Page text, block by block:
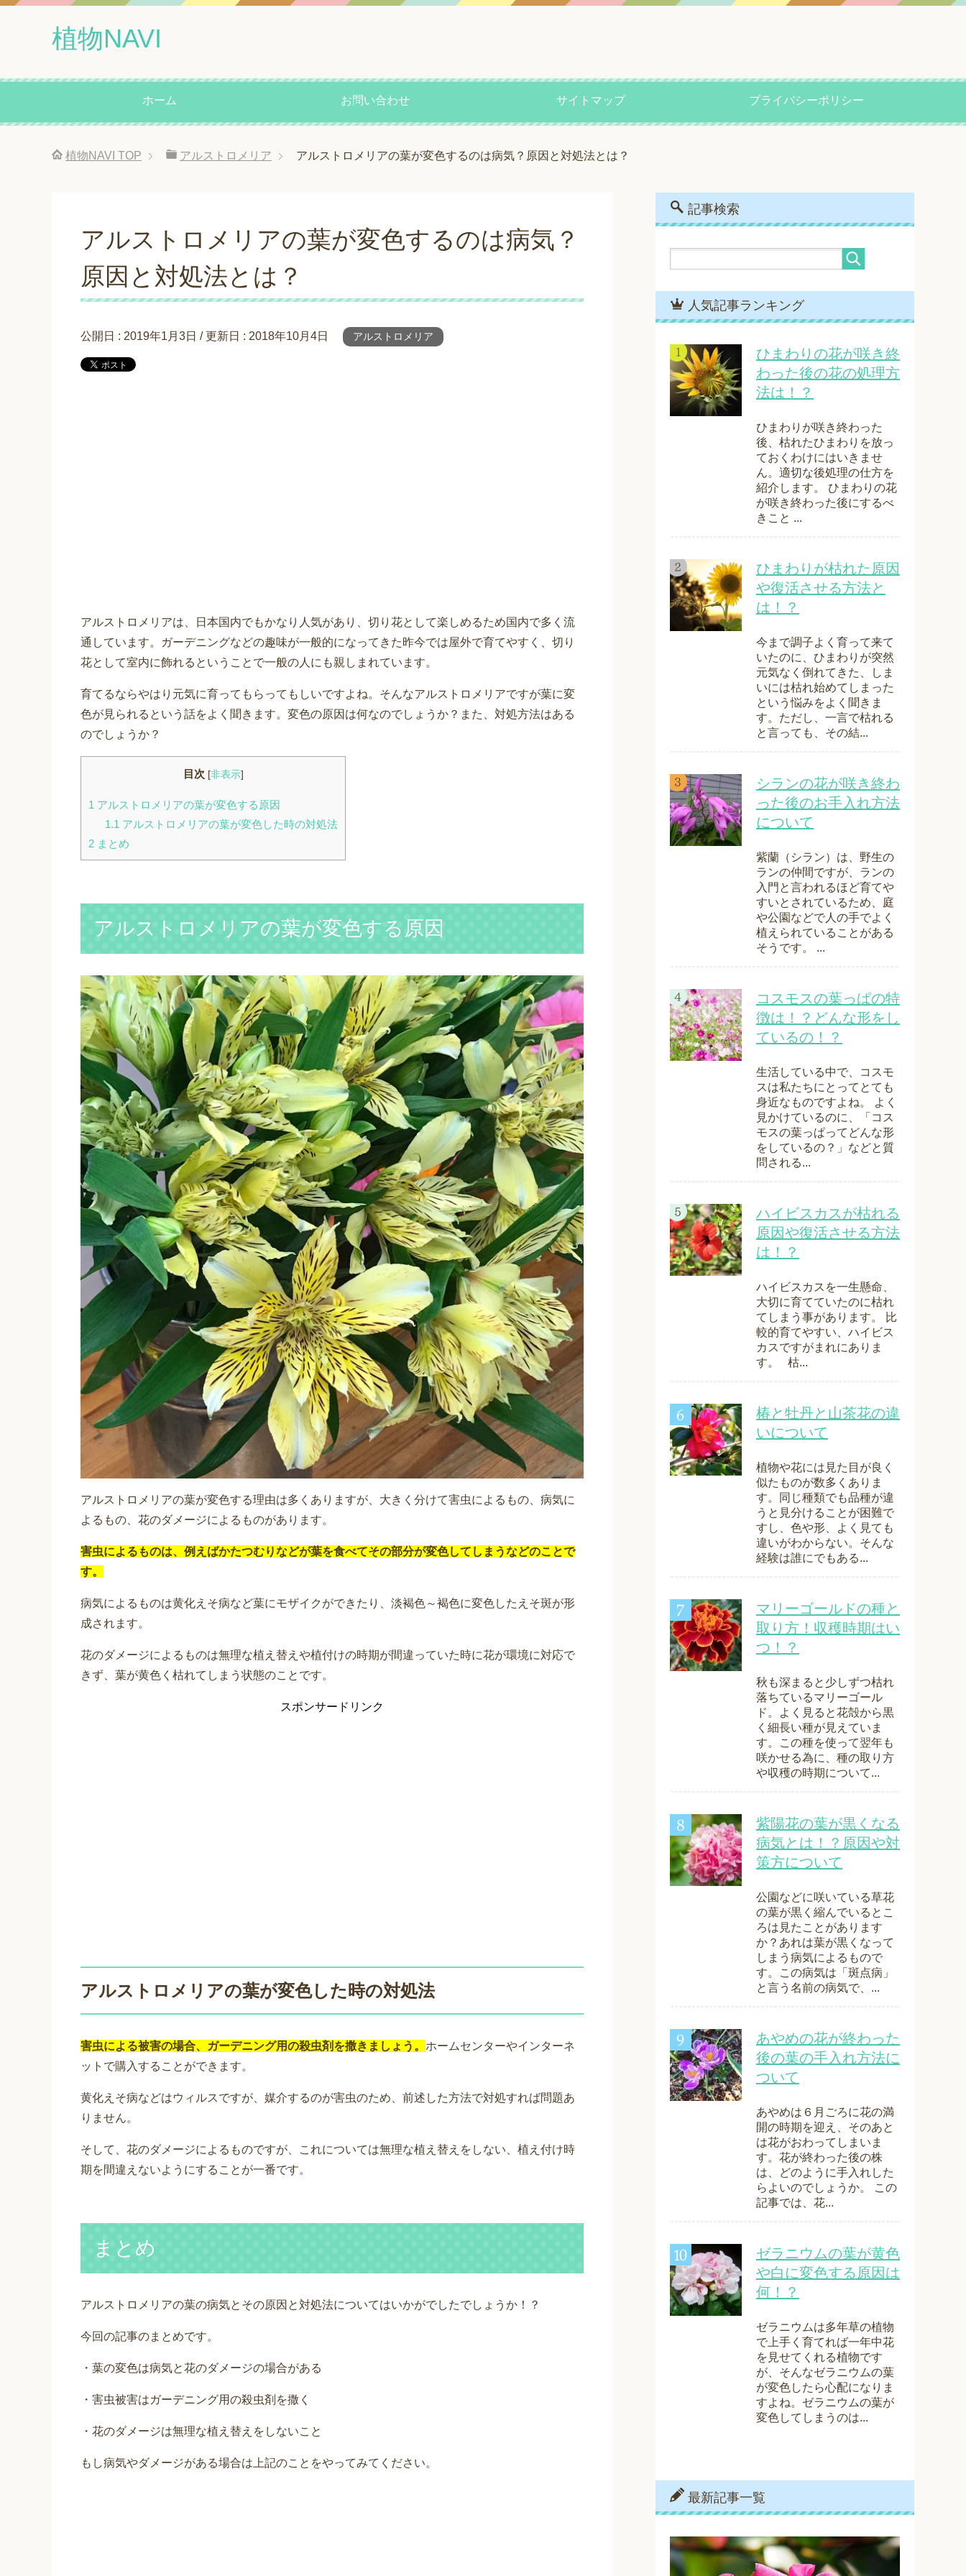
植物NAVI
ホーム お問い合わせ サイトマップ プライバシーポリシー
植物NAVI TOP アルストロメリア アルストロメリアの葉が変色するのは病気？原因と対処法とは？
アルストロメリアの葉が変色するのは病気？
原因と対処法とは？
公開日 : 2019年1月3日 / 更新日 : 2018年10月4日 アルストロメリア
アルストロメリアは、日本国内でもかなり人気があり、切り花として楽しめるため国内で多く流
通しています。ガーデニングなどの趣味が一般的になってきた昨今では屋外で育てやすく、切り
花として室内に飾れるということで一般の人にも親しまれています。
育てるならやはり元気に育ってもらってもしいですよね。そんなアルストロメリアですが葉に変
色が見られるという話をよく聞きます。変色の原因は何なのでしょうか？また、対処方法はある
のでしょうか？
目次 [非表示]
1 アルストロメリアの葉が変色する原因
1.1 アルストロメリアの葉が変色した時の対処法
2 まとめ
アルストロメリアの葉が変色する原因
アルストロメリアの葉が変色する理由は多くありますが、大きく分けて害虫によるもの、病気に
よるもの、花のダメージによるものがあります。
害虫によるものは、例えばかたつむりなどが葉を食べてその部分が変色してしまうなどのことで
す。
病気によるものは黄化えそ病など葉にモザイクができたり、淡褐色～褐色に変色したえそ斑が形
成されます。
花のダメージによるものは無理な植え替えや植付けの時期が間違っていた時に花が環境に対応で
きず、葉が黄色く枯れてしまう状態のことです。
スポンサードリンク
アルストロメリアの葉が変色した時の対処法
害虫による被害の場合、ガーデニング用の殺虫剤を撒きましょう。 ホームセンターやインターネ
ットで購入することができます。
黄化えそ病などはウィルスですが、媒介するのが害虫のため、前述した方法で対処すれば問題あ
りません。
そして、花のダメージによるものですが、これについては無理な植え替えをしない、植え付け時
期を間違えないようにすることが一番です。
まとめ
アルストロメリアの葉の病気とその原因と対処法についてはいかがでしたでしょうか！？
今回の記事のまとめです。
・葉の変色は病気と花のダメージの場合がある
・害虫被害はガーデニング用の殺虫剤を撒く
・花のダメージは無理な植え替えをしないこと
もし病気やダメージがある場合は上記のことをやってみてください。
記事検索
人気記事ランキング
ひまわりの花が咲き終
わった後の花の処理方
法は！？
ひまわりが咲き終わった
後、枯れたひまわりを放っ
ておくわけにはいきませ
ん。適切な後処理の仕方を
紹介します。 ひまわりの花
が咲き終わった後にするべ
きこと ...
ひまわりが枯れた原因
や復活させる方法と
は！？
今まで調子よく育って来て
いたのに、ひまわりが突然
元気なく倒れてきた、しま
いには枯れ始めてしまった
という悩みをよく聞きま
す。ただし、一言で枯れる
と言っても、その結...
シランの花が咲き終わ
った後のお手入れ方法
について
紫蘭（シラン）は、野生の
ランの仲間ですが、ランの
入門と言われるほど育てや
すいとされているため、庭
や公園などで人の手でよく
植えられていることがある
そうです。 ...
コスモスの葉っぱの特
徴は！？どんな形をし
ているの！？
生活している中で、コスモ
スは私たちにとってとても
身近なものですよね。 よく
見かけているのに、「コス
モスの葉っぱってどんな形
をしているの？」などと質
問される...
ハイビスカスが枯れる
原因や復活させる方法
は！？
ハイビスカスを一生懸命、
大切に育てていたのに枯れ
てしまう事があります。 比
較的育てやすい、ハイビス
カスですがまれにありま
す。 枯...
椿と牡丹と山茶花の違
いについて
植物や花には見た目が良く
似たものが数多くありま
す。同じ種類でも品種が違
うと見分けることが困難で
すし、色や形、よく見ても
違いがわからない。そんな
経験は誰にでもある...
マリーゴールドの種と
取り方！収穫時期はい
つ！？
秋も深まると少しずつ枯れ
落ちているマリーゴール
ド。よく見ると花殻から黒
く細長い種が見えていま
す。この種を使って翌年も
咲かせる為に、種の取り方
や収穫の時期について...
紫陽花の葉が黒くなる
病気とは！？原因や対
策方について
公園などに咲いている草花
の葉が黒く縮んでいるとこ
ろは見たことがあります
か？あれは葉が黒くなって
しまう病気によるもので
す。この病気は「斑点病」
と言う名前の病気で、...
あやめの花が終わった
後の葉の手入れ方法に
ついて
あやめは６月ごろに花の満
開の時期を迎え、そのあと
は花がおわってしまいま
す。花が終わった後の株
は、どのように手入れした
らよいのでしょうか。 この
記事では、花...
ゼラニウムの葉が黄色
や白に変色する原因は
何！？
ゼラニウムは多年草の植物
で上手く育てれば一年中花
を見せてくれる植物です
が、そんなゼラニウムの葉
が変色したら心配になりま
すよね。ゼラニウムの葉が
変色してしまうのは...
最新記事一覧